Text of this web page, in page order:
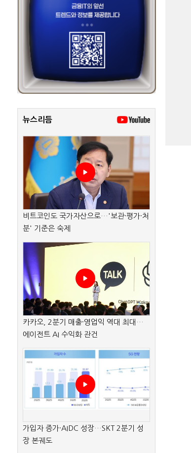
뉴스리듬
비트코인도 국가자산으로…'보관·평가·처
분' 기준은 숙제
카카오, 2분기 매출·영업익 역대 최대…
에이전트 AI 수익화 관건
가입자 증가·AIDC 성장…SKT 2분기 성
장 본궤도